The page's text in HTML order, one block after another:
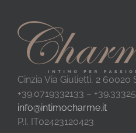
Cinzia Via Giulietti, 2 60020
+39.0719332133 –
info@intimocharme.it
P.I. IT02423120423